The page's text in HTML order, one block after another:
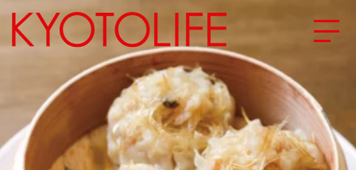
エリアから探す
地図から探す